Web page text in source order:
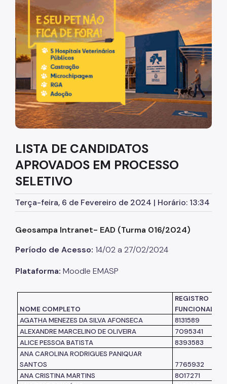
Diretrizes Institucionais
Organização
Legislação
Orientações
Infraestrutura
Agendamento de Salas
Dúvidas Frequentes
Formações da EMASP
Formações Oferecidas
Inscrições Abertas
Como se Inscrever
Listas de Seleção
Laboratório de Inovação - Lab11
Notícias
Colegiado das Escolas de Governo
LISTA DE CANDIDATOS
APROVADOS EM PROCESSO
SELETIVO
Terça-feira, 6 de Fevereiro de 2024 | Horário: 13:34
Geosampa Intranet- EAD (Turma 016/2024)
Período de Acesso: 14/02 a 27/02/2024
Plataforma: Moodle EMASP
NOME COMPLETO
REGISTRO
FUNCIONAL
AGATHA MENEZES DA SILVA AFONSECA
8131589
ALEXANDRE MARCELINO DE OLIVEIRA
7095341
ALICE PESSOA BATISTA
8393583
ANA CAROLINA RODRIGUES PANIQUAR
SANTOS
7765932
ANA CRISTINA MARTINS
8017271